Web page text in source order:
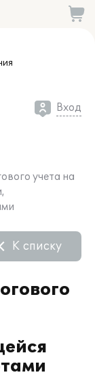
Вход
учета на
К списку